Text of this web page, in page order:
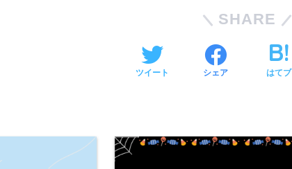
SHARE
ツイート シェア はてブ